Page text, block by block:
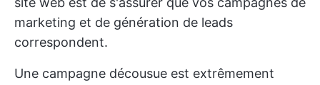
marketing et de génération de leads
correspondent.
Une campagne décousue est extrêmement